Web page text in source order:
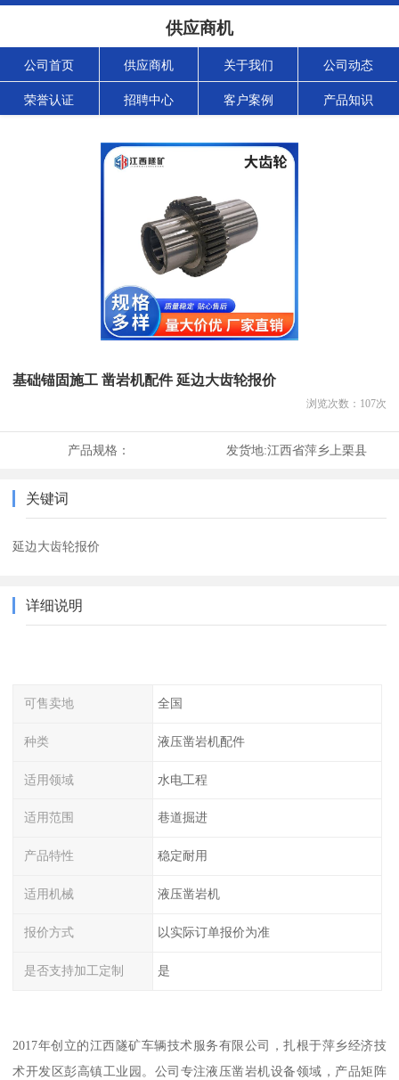
供应商机
公司首页 供应商机 关于我们 公司动态
荣誉认证 招聘中心 客户案例 产品知识
基础锚固施工 凿岩机配件 延边大齿轮报价
浏览次数： 107次
产品规格： 发货地:江西省萍乡上栗县
关键词
延边大齿轮报价
详细说明
可售卖地 全国
种类 液压凿岩机配件
适用领域 水电工程
适用范围 巷道掘进
产品特性 稳定耐用
适用机械 液压凿岩机
报价方式 以实际订单报价为准
是否支持加工定制 是
2017年创立的江西隧矿车辆技术服务有限公司，扎根于萍乡经济技
术开发区彭高镇工业园。公司专注液压凿岩机设备领域，产品矩阵